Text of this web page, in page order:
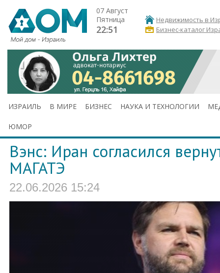
07 Август
Пятница
22:51
Недвижимость в
Бизнес-каталог
ИЗРАИЛЬ В МИРЕ БИЗНЕС НАУКА И ТЕХНОЛОГИИ
ЮМОР
Вэнс: Иран согласился
МАГАТЭ
22.06.2026 15:24